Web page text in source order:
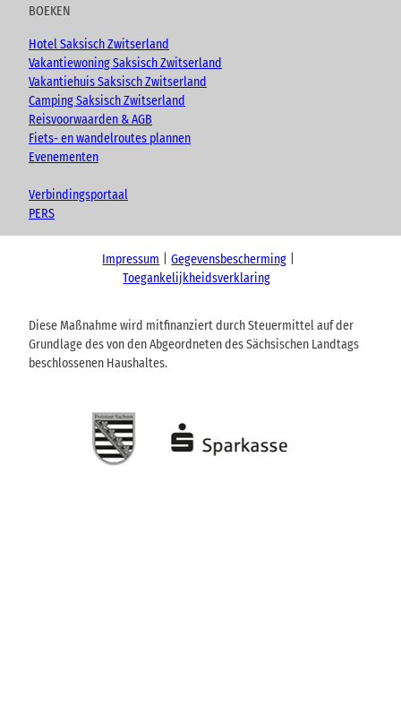
BOEKEN
Hotel Saksisch Zwitserland
Vakantiewoning Saksisch Zwitserland
Vakantiehuis Saksisch Zwitserland
Camping Saksisch Zwitserland
Reisvoorwaarden & AGB
Fiets- en wandelroutes plannen
Evenementen
Verbindingsportaal
PERS
Impressum
Gegevensbescherming
Toegankelijkheidsverklaring
Diese Maßnahme wird mitfinanziert durch Steuermittel auf der
Grundlage des von den Abgeordneten des Sächsischen Landtags
beschlossenen Haushaltes.